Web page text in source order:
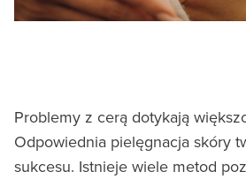
Problemy z cerą dotykają
Odpowiednia pielęgnacja skóry
sukcesu. Istnieje wiele metod